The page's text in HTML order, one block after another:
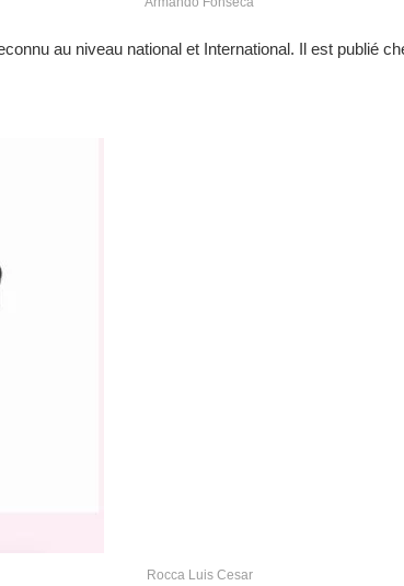
au niveau national et International. Il est publié
Rocca Luis Cesar